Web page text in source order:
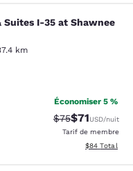
I-35 at
km
Économiser 5 %
Tarif barré :
$75Tarif réduit :
$71USD/nuit
Tarif de membre
Afficher les
$84 Total